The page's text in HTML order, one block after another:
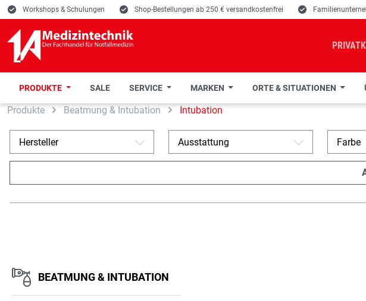
Hauptinhalt springen
Zur Suche springen
Zur Hauptnavigation springen
E Workshops & Schulungen E Shop-Bestellungen ab 250 € versandkostenfrei E
PRODUKTE SALE SERVICE MARKEN ORTE & SITUATIONEN
Produkte Beatmung & Intubation Intubation
Hersteller A Ausstattung A Farbe
BEATMUNG & INTUBATION